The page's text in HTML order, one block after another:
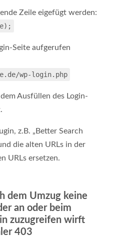
Zeile eigefügt werden:
Seite aufgerufen
wp-login.php
Ausfüllen des Login-
z.B. „Better Search
die alten URLs in der
URLs ersetzen.
dem Umzug keine
an oder beim
zuzugreifen wirft
403